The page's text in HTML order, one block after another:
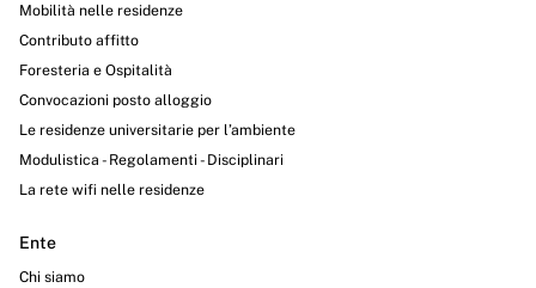
Mobilità nelle residenze
Contributo affitto
Foresteria e Ospitalità
Convocazioni posto alloggio
Le residenze universitarie per l’ambiente
Modulistica - Regolamenti - Disciplinari
La rete wifi nelle residenze
Ente
Chi siamo